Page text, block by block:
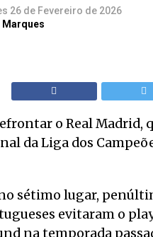
26 de Fevereiro de 2026
Marques
o Real
da Liga dos
sétimo lugar,
evitaram o
na temporada